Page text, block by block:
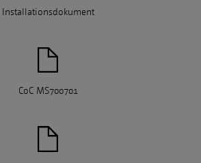
Installationsdokument
CoC MS700701